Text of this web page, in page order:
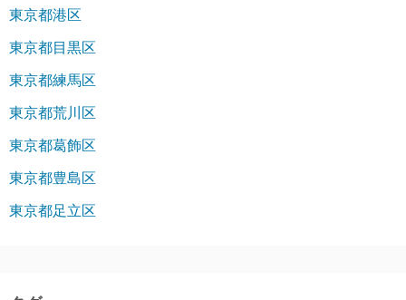
東京都港区
東京都目黒区
東京都練馬区
東京都荒川区
東京都葛飾区
東京都豊島区
東京都足立区